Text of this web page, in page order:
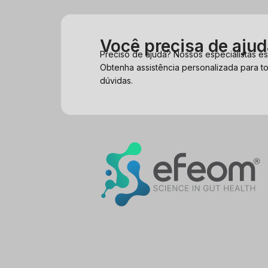
Você precisa de
Preciso de ajuda? Nossos especialistas
Obtenha assistência personalizada para
dúvidas.